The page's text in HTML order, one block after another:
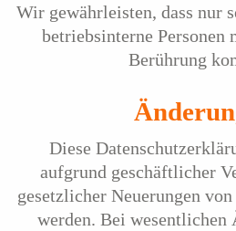
Wir gewährleisten, dass nur
betriebsinterne Personen
Berührung
Diese
aufgrund geschäftlicher
gesetzlicher Neuerungen
werden. Bei wesentlichen